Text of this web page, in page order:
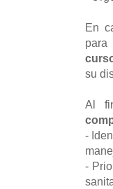
En
para
su
Al
-
-